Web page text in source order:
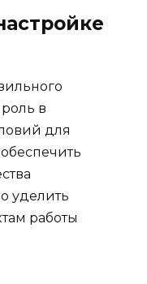
в
для
уделить
работы